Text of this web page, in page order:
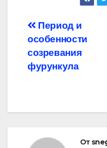
Навигация
по
записям
Период и
особенности
созревания
фурункула
От